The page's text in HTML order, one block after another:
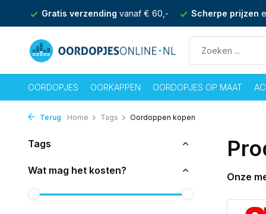
Scherpe prijzenen achteraf betalen mogelijk
OORDOPJES OORKAPPEN OORDOPJES OP MAAT
Terug Home Tags Oordoppen kopen
Tags
Wat mag het kosten?
Onze